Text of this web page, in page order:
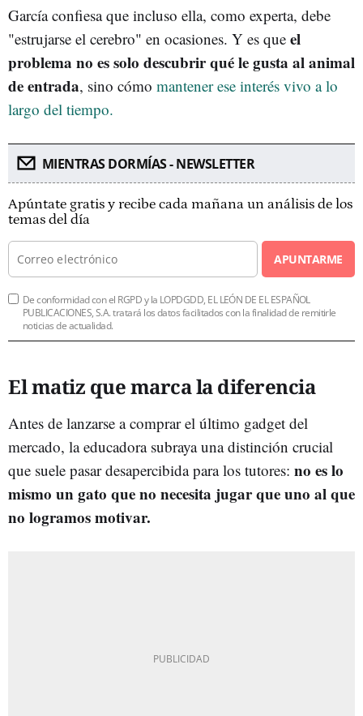
García confiesa que incluso ella, como experta, debe
"estrujarse el cerebro" en ocasiones. Y es que el
problema no es solo descubrir qué le gusta al animal
de entrada, sino cómo mantener ese interés vivo a lo
largo del tiempo.
MIENTRAS DORMÍAS - NEWSLETTER
Apúntate gratis y recibe cada mañana un análisis de los
temas del día
APUNTARME
De conformidad con el RGPD y la LOPDGDD, EL LEÓN DE EL ESPAÑOL
PUBLICACIONES, S.A. tratará los datos facilitados con la finalidad de remitirle
noticias de actualidad.
El matiz que marca la diferencia
Antes de lanzarse a comprar el último gadget del
mercado, la educadora subraya una distinción crucial
que suele pasar desapercibida para los tutores: no es lo
mismo un gato que no necesita jugar que uno al que
no logramos motivar.